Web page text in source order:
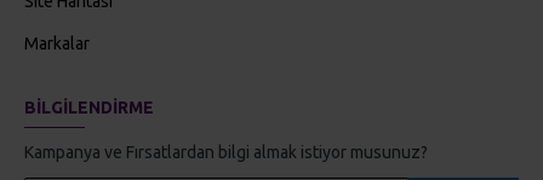
Markalar
BILGILENDIRME
Kampanya ve Fırsatlardan bilgi almak istiyor musunuz?